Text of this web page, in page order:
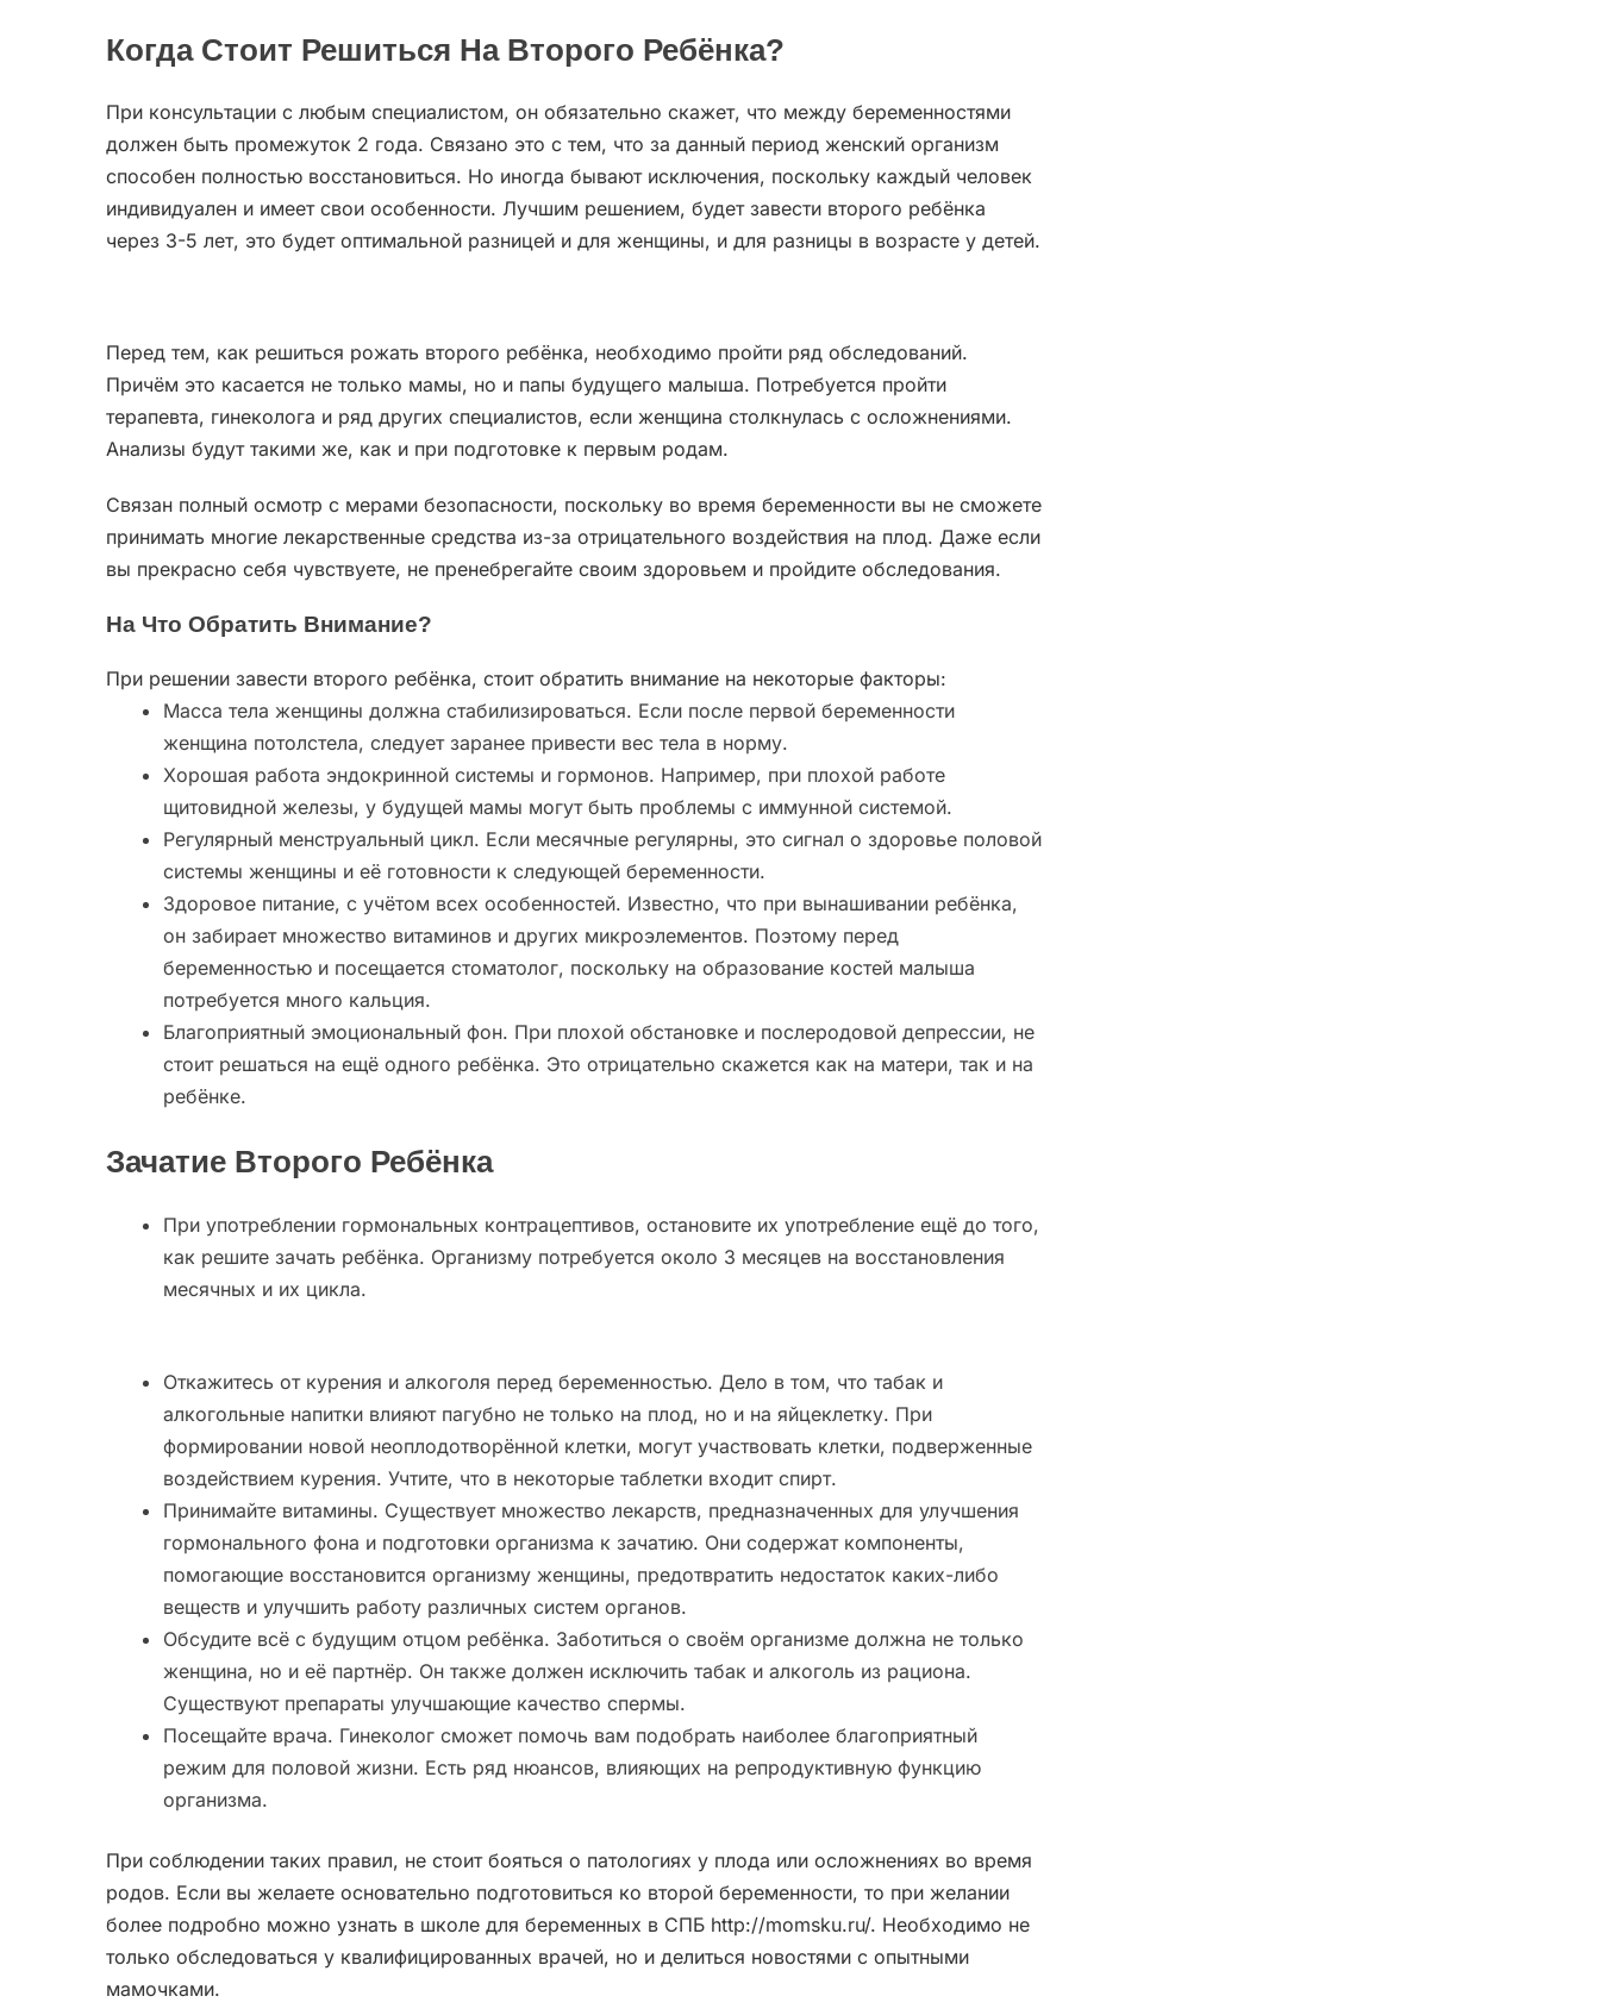
Когда Стоит Решиться На Второго Ребёнка?
При консультации с любым специалистом, он обязательно скажет, что между беременностями
должен быть промежуток 2 года. Связано это с тем, что за данный период женский организм
способен полностью восстановиться. Но иногда бывают исключения, поскольку каждый человек
индивидуален и имеет свои особенности. Лучшим решением, будет завести второго ребёнка
через 3-5 лет, это будет оптимальной разницей и для женщины, и для разницы в возрасте у детей.
Перед тем, как решиться рожать второго ребёнка, необходимо пройти ряд обследований.
Причём это касается не только мамы, но и папы будущего малыша. Потребуется пройти
терапевта, гинеколога и ряд других специалистов, если женщина столкнулась с осложнениями.
Анализы будут такими же, как и при подготовке к первым родам.
Связан полный осмотр с мерами безопасности, поскольку во время беременности вы не сможете
принимать многие лекарственные средства из-за отрицательного воздействия на плод. Даже если
вы прекрасно себя чувствуете, не пренебрегайте своим здоровьем и пройдите обследования.
На Что Обратить Внимание?
При решении завести второго ребёнка, стоит обратить внимание на некоторые факторы:
Масса тела женщины должна стабилизироваться. Если после первой беременности
женщина потолстела, следует заранее привести вес тела в норму.
Хорошая работа эндокринной системы и гормонов. Например, при плохой работе
щитовидной железы, у будущей мамы могут быть проблемы с иммунной системой.
Регулярный менструальный цикл. Если месячные регулярны, это сигнал о здоровье половой
системы женщины и её готовности к следующей беременности.
Здоровое питание, с учётом всех особенностей. Известно, что при вынашивании ребёнка,
он забирает множество витаминов и других микроэлементов. Поэтому перед
беременностью и посещается стоматолог, поскольку на образование костей малыша
потребуется много кальция.
Благоприятный эмоциональный фон. При плохой обстановке и послеродовой депрессии, не
стоит решаться на ещё одного ребёнка. Это отрицательно скажется как на матери, так и на
ребёнке.
Зачатие Второго Ребёнка
При употреблении гормональных контрацептивов, остановите их употребление ещё до того,
как решите зачать ребёнка. Организму потребуется около 3 месяцев на восстановления
месячных и их цикла.
Откажитесь от курения и алкоголя перед беременностью. Дело в том, что табак и
алкогольные напитки влияют пагубно не только на плод, но и на яйцеклетку. При
формировании новой неоплодотворённой клетки, могут участвовать клетки, подверженные
воздействием курения. Учтите, что в некоторые таблетки входит спирт.
Принимайте витамины. Существует множество лекарств, предназначенных для улучшения
гормонального фона и подготовки организма к зачатию. Они содержат компоненты,
помогающие восстановится организму женщины, предотвратить недостаток каких-либо
веществ и улучшить работу различных систем органов.
Обсудите всё с будущим отцом ребёнка. Заботиться о своём организме должна не только
женщина, но и её партнёр. Он также должен исключить табак и алкоголь из рациона.
Существуют препараты улучшающие качество спермы.
Посещайте врача. Гинеколог сможет помочь вам подобрать наиболее благоприятный
режим для половой жизни. Есть ряд нюансов, влияющих на репродуктивную функцию
организма.
При соблюдении таких правил, не стоит бояться о патологиях у плода или осложнениях во время
родов. Если вы желаете основательно подготовиться ко второй беременности, то при желании
более подробно можно узнать в школе для беременных в СПБ http://momsku.ru/. Необходимо не
только обследоваться у квалифицированных врачей, но и делиться новостями с опытными
мамочками.